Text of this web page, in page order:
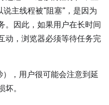
主线程被“阻塞”，是因为
。因此，如果用户在长时间
动，浏览器必须等待任务完
，用户很可能会注意到延
。